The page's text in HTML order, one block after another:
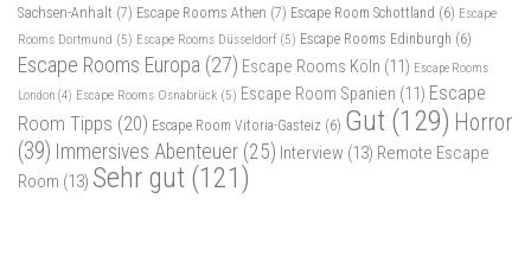
Sachsen-Anhalt (7) Escape Rooms Athen (7) Escape Room Schottland (6) Escape
Rooms Dortmund (5) Escape Rooms Düsseldorf (5) Escape Rooms Edinburgh (6)
Escape Rooms Europa (27) Escape Rooms Köln (11) Escape Rooms
London (4) Escape Rooms Osnabrück (5) Escape Room Spanien (11) Escape
Room Tipps (20) Escape Room Vitoria-Gasteiz (6) Gut (129) Horror
(39) Immersives Abenteuer (25) Interview (13) Remote Escape
Room (13) Sehr gut (121)